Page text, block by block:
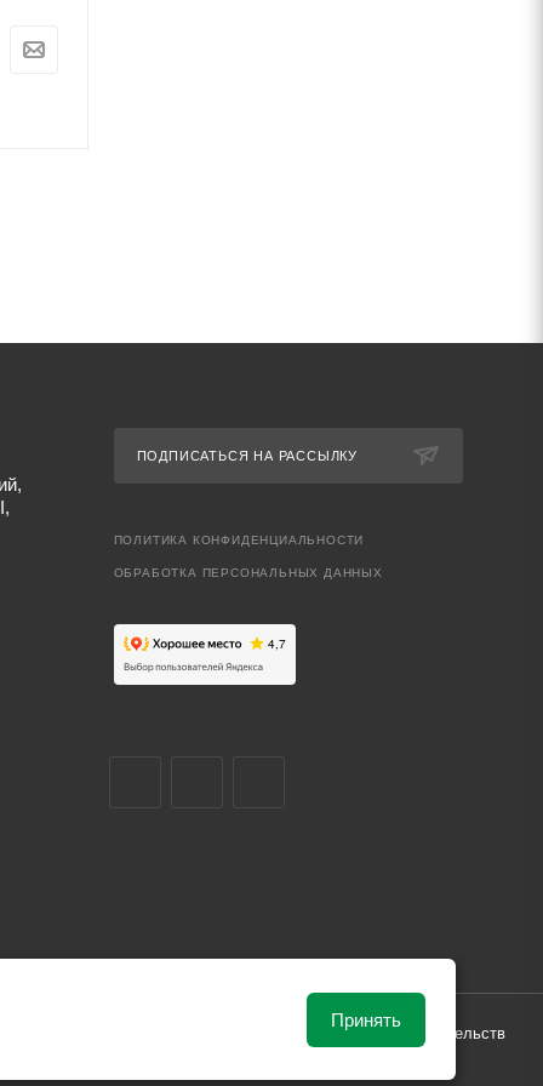
ПОДПИСАТЬСЯ НА РАССЫЛКУ
ПОЛИТИКА КОНФИДЕНЦИАЛЬНОСТИ
ОБРАБОТКА ПЕРСОНАЛЬНЫХ ДАННЫХ
от рыночной ситуации и не влекут за собой обязательств
Принять